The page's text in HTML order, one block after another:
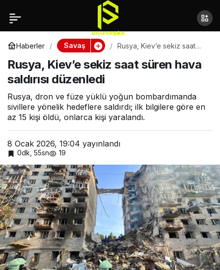
Haberler Savaş
Rusya, Kiev’e sekiz saat
düzenledi
Rusya, Kiev’e sekiz saat süren hava
saldırısı düzenledi
Rusya, dron ve füze yüklü yoğun bombardımanda
sivillere yönelik hedeflere saldırdı; ilk bilgilere göre en
az 15 kişi öldü, onlarca kişi yaralandı.
8 Ocak 2026, 19:04 yayınlandı
0dk, 55sn 19
İran’dan İsrail’e
“görünmez füze” mesajı
Paylaş